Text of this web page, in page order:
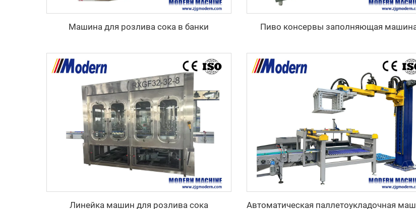
Машина для розлива сока в банки Пиво консервы заполняющая
Линейка машин для розлива сока Автоматическая паллетоукладочная